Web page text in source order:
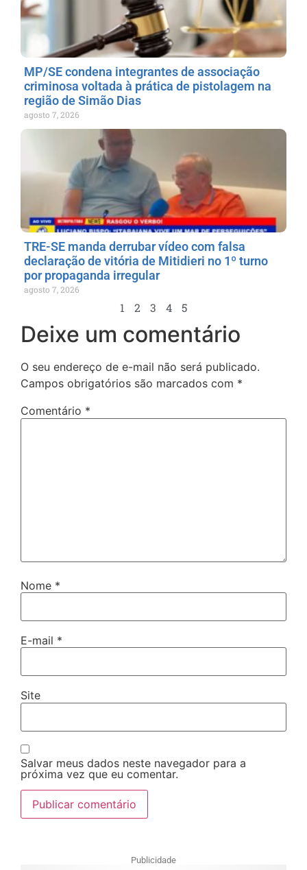
MP/SE condena integrantes de associação
criminosa voltada à prática de pistolagem na
região de Simão Dias
agosto 7, 2026
TRE-SE manda derrubar vídeo com falsa
declaração de vitória de Mitidieri no 1º turno
por propaganda irregular
agosto 7, 2026
1 2 3 4 5
Deixe um comentário
O seu endereço de e-mail não será publicado.
Campos obrigatórios são marcados com *
Comentário *
Nome *
E-mail *
Site
Salvar meus dados neste navegador para a
próxima vez que eu comentar.
Publicidade